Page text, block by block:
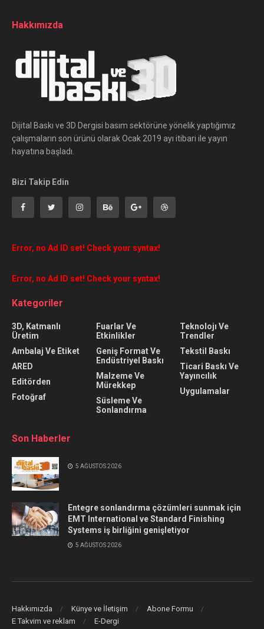
Hakkımızda
Dijital Baskı ve 3D Dergisi basım sektörüne yönelik yaptığımız
çalışmaların son ürünü olarak Ocak 2019 ayı itibari ile yayın
hayatına başladı.
Bizi Takip Edin
Error, no Ad ID set! Check your syntax!
Error, no Ad ID set! Check your syntax!
Kategoriler
3D, Katmanlı
Üretim
Ambalaj Ve Etiket
ARED
Editörden
Fotoğraf
Fuarlar Ve
Etkinlikler
Geniş Format Ve
Endüstriyel Baskı
Malzeme Ve
Mürekkep
Süsleme Ve
Sonlandırma
Teknolojı Ve
Trendler
Tekstil Baskı
Ticari Baskı Ve
Yayıncılık
Uygulamalar
Son Haberler
5 AĞUSTOS 2026
Entegre sonlandırma çözümleri sunmak için
EMT International ve Standard Finishing
Systems iş birliğini genişletiyor
5 AĞUSTOS 2026
Hakkımızda Künye ve İletişim
Abone Formu
E Takvim ve reklam
E-Dergi